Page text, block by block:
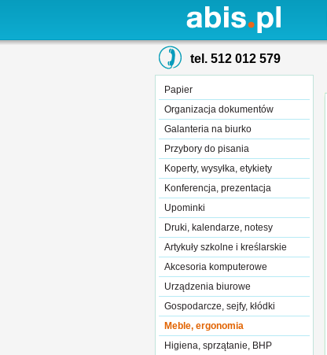
tel. 512 012 579
Papier
Organizacja dokumentów
Galanteria na biurko
Przybory do pisania
Koperty, wysyłka, etykiety
Konferencja, prezentacja
Upominki
Druki, kalendarze, notesy
Artykuły szkolne i kreślarskie
Akcesoria komputerowe
Urządzenia biurowe
Gospodarcze, sejfy, kłódki
Meble, ergonomia
Higiena, sprzątanie, BHP